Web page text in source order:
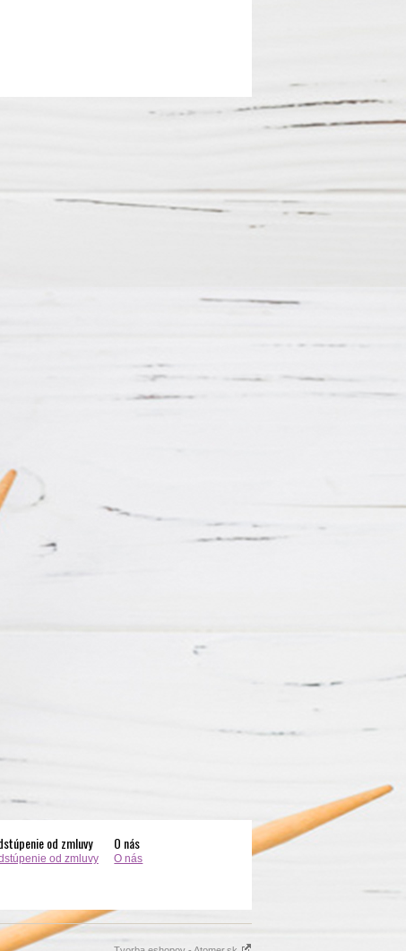
od zmluvy
od zmluvy
O nás
O nás